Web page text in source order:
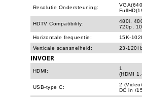
Resolutie Ondersteuning:
HDTV Compatibility:
480i,
720p,
Horizontale frequentie:
15K-
Verticale scansnelheid:
23-
INVOER
HDMI:
1
(HDMI
USB-type C:
2
DC in /